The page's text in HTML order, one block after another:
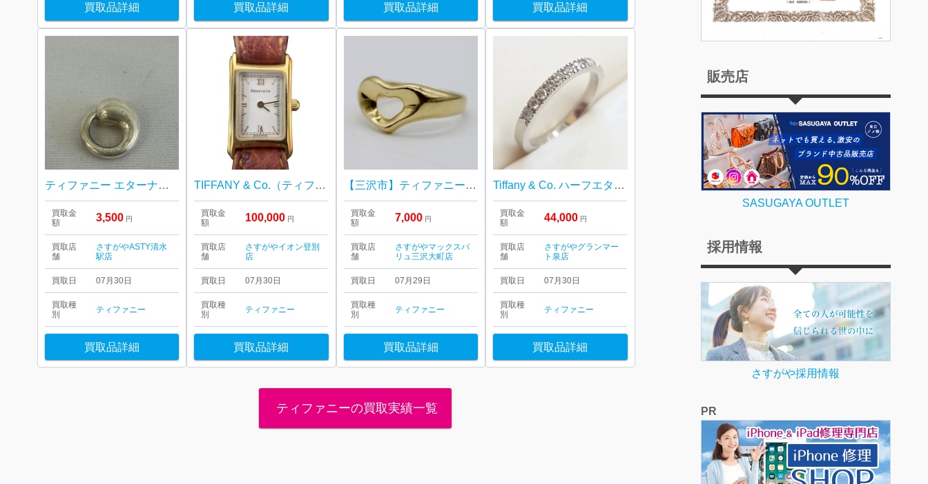
買取品詳細 買取品詳細 買取品詳細 買取品詳細
ティファニー エターナル サークル
買取金
額
3,500 円
買取店
舗
さすがやASTY清水
駅店
買取日 07月30日
買取種
別
ティファニー
買取品詳細
TIFFANY & Co.（ティファニー）時計 K18 18金 レクタンギュラー
買取金
額
100,000 円
買取店
舗
さすがやイオン登別
店
買取日 07月30日
買取種
別
ティファニー
買取品詳細
【三沢市】ティファニー オープンハートリング をお買取り致しました！
買取金
額
7,000 円
買取店
舗
さすがやマックスバ
リュ三沢大町店
買取日 07月29日
買取種
別
ティファニー
買取品詳細
Tiffany & Co. ハーフエタニティリング
買取金
額
44,000 円
買取店
舗
さすがやグランマー
ト泉店
買取日 07月30日
買取種
別
ティファニー
買取品詳細
ティファニーの買取実績一覧
販売店
SASUGAYA OUTLET
採用情報
さすがや採用情報
PR